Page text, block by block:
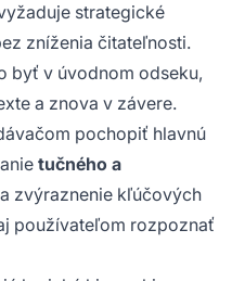
strategické
zníženia čitateľnosti.
byť v úvodnom odseku,
a znova v závere.
pochopiť hlavnú
tučného a
zvýraznenie kľúčových
používateľom rozpoznať